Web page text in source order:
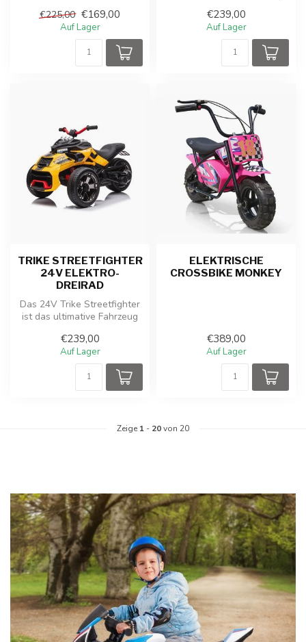
€225,00 €169,00
Auf Lager
€239,00
Auf Lager
TRIKE STREETFIGHTER
24V ELEKTRO-
DREIRAD
Das 24V Trike Streetfighter
ist das ultimative Fahrzeug
€239,00
Auf Lager
ELEKTRISCHE
CROSSBIKE MONKEY
€389,00
Auf Lager
Zeige 1 - 20von 20